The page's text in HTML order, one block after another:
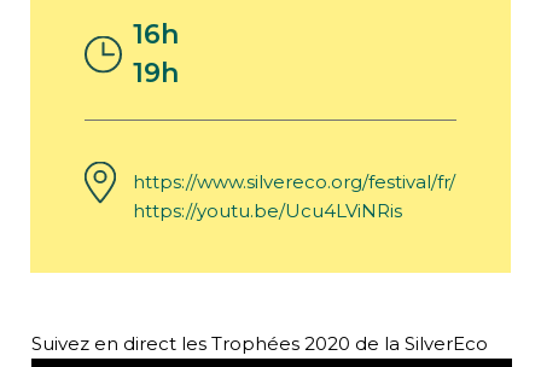
16h
19h
https://www.silvereco.org/festival/fr/
https://youtu.be/Ucu4LViNRis
Suivez en direct les Trophées 2020 de la SilverEco